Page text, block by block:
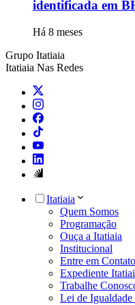
identificada em
Há 8 meses
Grupo Itatiaia
Itatiaia Nas Redes
Itatiaia
Quem Somos
Programação
Ouça a Itatiaia
Institucional
Entre em Contato
Expediente
Trabalhe
Lei de Igualdade